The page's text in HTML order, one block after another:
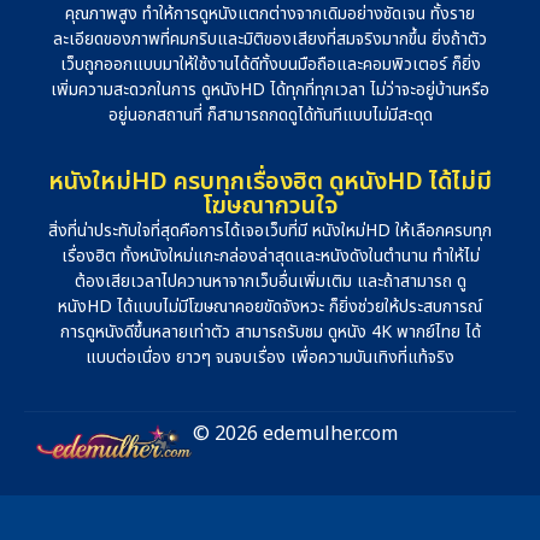
คุณภาพสูง ทำให้การดูหนังแตกต่างจากเดิมอย่างชัดเจน ทั้งราย
ละเอียดของภาพที่คมกริบและมิติของเสียงที่สมจริงมากขึ้น ยิ่งถ้าตัว
เว็บถูกออกแบบมาให้ใช้งานได้ดีทั้งบนมือถือและคอมพิวเตอร์ ก็ยิ่ง
เพิ่มความสะดวกในการ ดูหนังHD ได้ทุกที่ทุกเวลา ไม่ว่าจะอยู่บ้านหรือ
อยู่นอกสถานที่ ก็สามารถกดดูได้ทันทีแบบไม่มีสะดุด
หนังใหม่HD ครบทุกเรื่องฮิต ดูหนังHD ได้ไม่มี
โฆษณากวนใจ
สิ่งที่น่าประทับใจที่สุดคือการได้เจอเว็บที่มี หนังใหม่HD ให้เลือกครบทุก
เรื่องฮิต ทั้งหนังใหม่แกะกล่องล่าสุดและหนังดังในตำนาน ทำให้ไม่
ต้องเสียเวลาไปควานหาจากเว็บอื่นเพิ่มเติม และถ้าสามารถ ดู
หนังHD ได้แบบไม่มีโฆษณาคอยขัดจังหวะ ก็ยิ่งช่วยให้ประสบการณ์
การดูหนังดีขึ้นหลายเท่าตัว สามารถรับชม ดูหนัง 4K พากย์ไทย ได้
แบบต่อเนื่อง ยาวๆ จนจบเรื่อง เพื่อความบันเทิงที่แท้จริง
© 2026 edemulher.com